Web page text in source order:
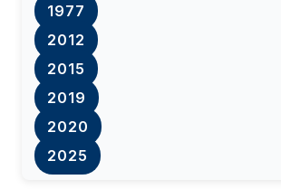
1977
2012
2015
2019
2020
2025